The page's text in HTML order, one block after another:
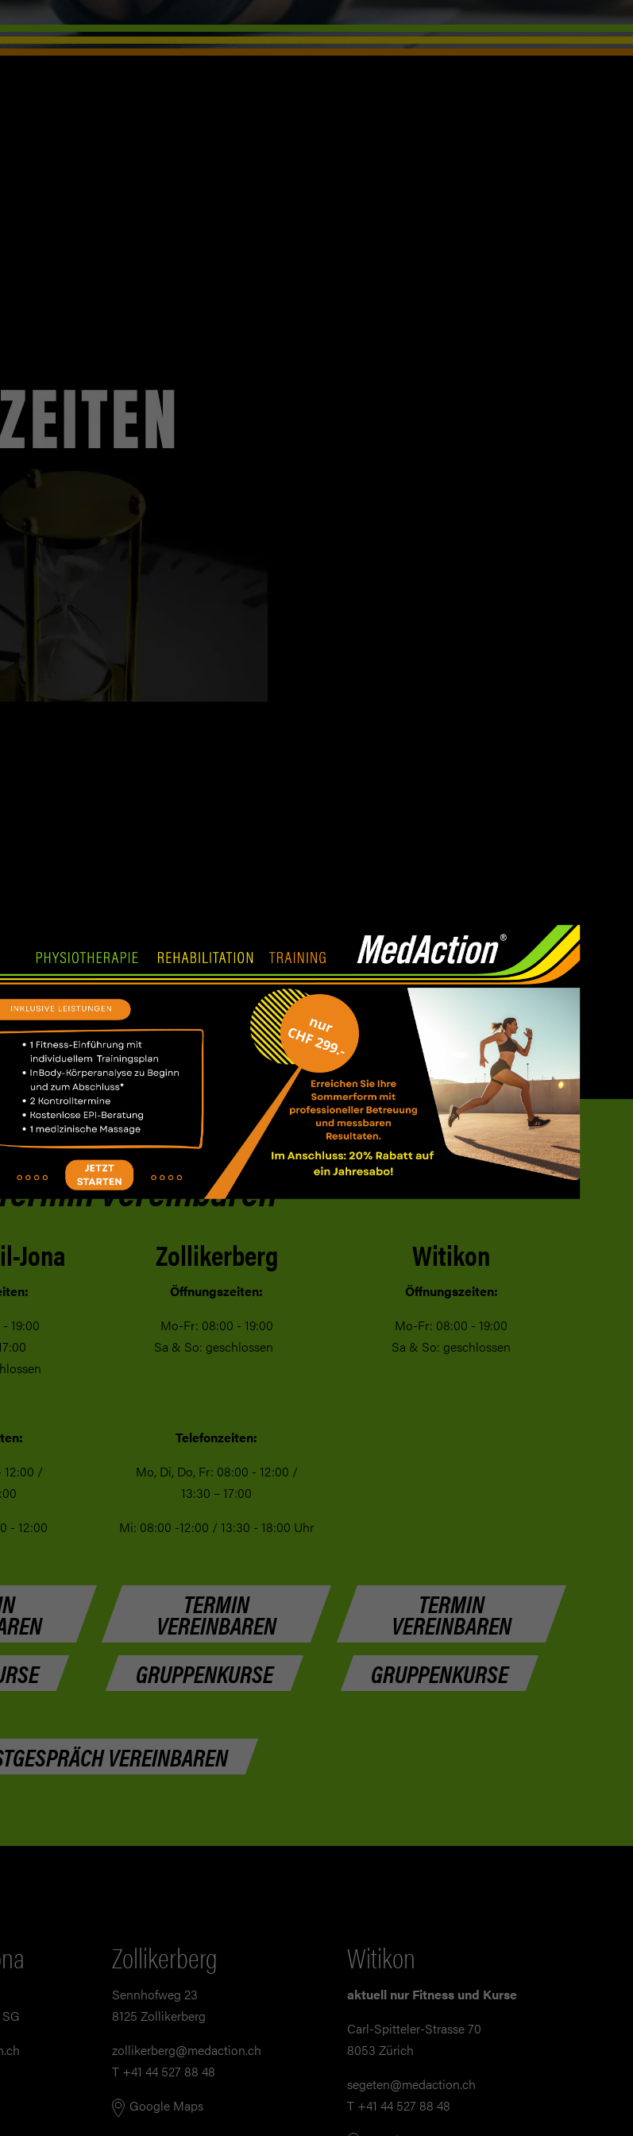
TRAINING
JOBS
ÜBER UNS
KONTAKT
ANERKENNUNG
vereinbaren
Jona
19:00
12:00 /
- 12:00
Zollikerberg
Öffnungszeiten:
Mo-Fr: 08:00 - 19:00
Sa & So: geschlossen
Telefonzeiten:
Mo, Di, Do, Fr: 08:00 - 12:00 /
13:30 – 17:00
Mi: 08:00 -12:00 / 13:30 - 18:00 Uhr
TERMIN
VEREINBAREN
GRUPPENKURSE
Witikon
Öffnungszeiten:
Mo-Fr: 08:00 - 19:00
Sa & So: geschlossen
TERMIN
VEREINBAREN
GRUPPENKURSE
VEREINBAREN
Zollikerberg
Sennhofweg 23
8125 Zollikerberg
zollikerberg@medaction.ch
T +41 44 527 88 48
Google Maps
Witikon
aktuell nur Fitness und Kurse
Carl-Spitteler-Strasse 70
8053 Zürich
segeten@medaction.ch
T +41 44 527 88 48